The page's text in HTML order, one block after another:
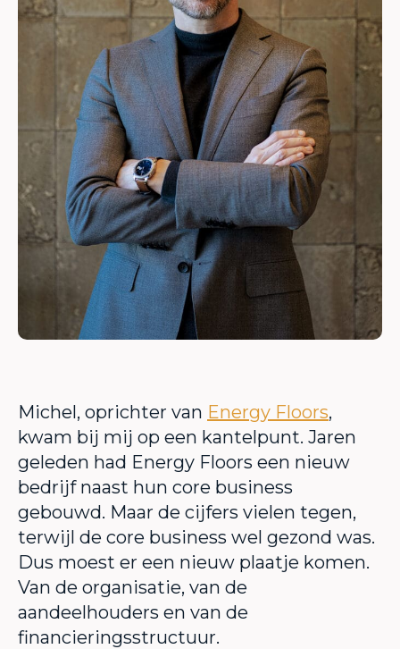
Michel, oprichter van Energy Floors,
kwam bij mij op een kantelpunt. Jaren
geleden had Energy Floors een nieuw
bedrijf naast hun core business
gebouwd. Maar de cijfers vielen tegen,
terwijl de core business wel gezond was.
Dus moest er een nieuw plaatje komen.
Van de organisatie, van de
aandeelhouders en van de
financieringsstructuur.